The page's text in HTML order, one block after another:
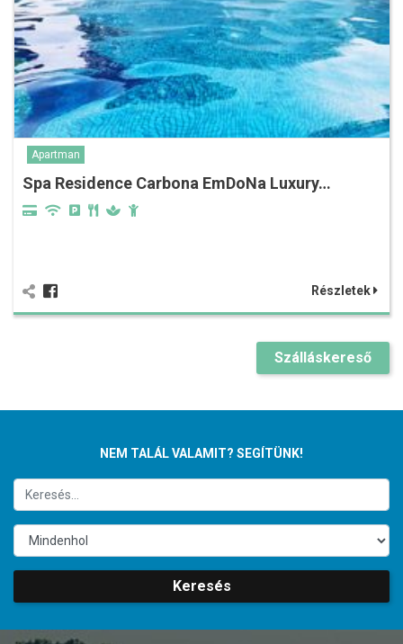
Apartman
Spa Residence Carbona EmDoNa Luxury…
Részletek
Szálláskereső
NEM TALÁL VALAMIT? SEGÍTÜNK!
Keresés